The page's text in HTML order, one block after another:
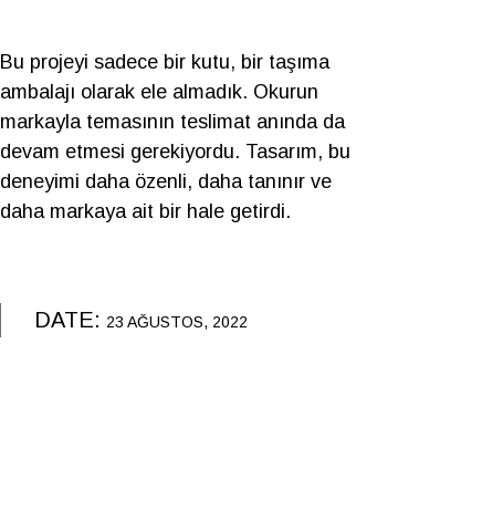
Bu projeyi sadece bir kutu, bir taşıma
ambalajı olarak ele almadık. Okurun
markayla temasının teslimat anında da
devam etmesi gerekiyordu. Tasarım, bu
deneyimi daha özenli, daha tanınır ve
daha markaya ait bir hale getirdi.
DATE: 23 AĞUSTOS, 2022